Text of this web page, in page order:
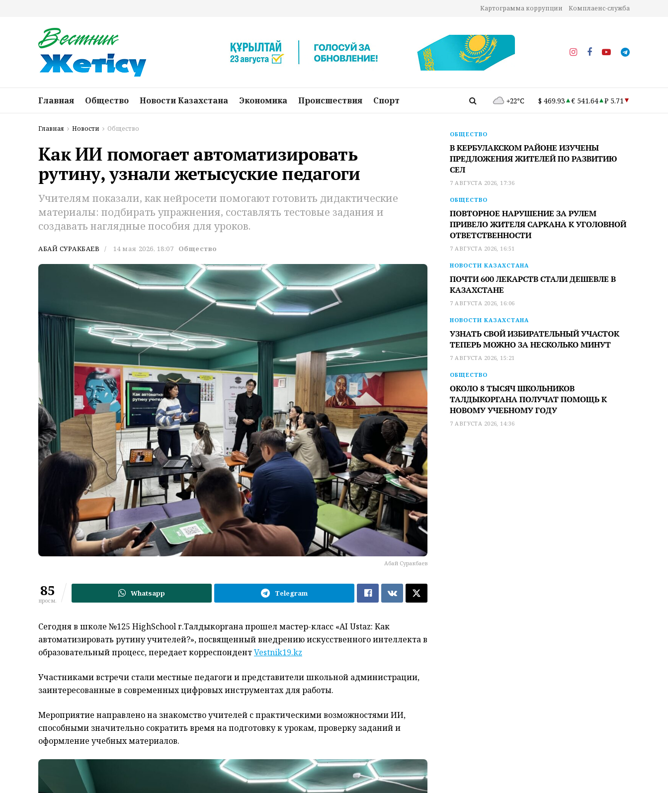
Картограмма коррупции Комплаенс-служба
Главная Общество Новости Казахстана Экономика Происшествия Спорт +22°C $ 469.93 € 541.64 ₽ 5.71
Главная Новости Общество
Как ИИ помогает автоматизировать
рутину, узнали жетысуские педагоги
Учителям показали, как нейросети помогают готовить дидактические
материалы: подбирать упражнения, составлять тестовые задания и
создавать наглядные пособия для уроков.
АБАЙ СУРАКБАЕВ 14 мая 2026, 18:07 Общество
Абай Суракбаев
85
просм.
Whatsapp Telegram
Сегодняв школе №125 HighSchoolг.Талдыкорганапрошел мастер-класс «AI Ustaz: Как
автоматизировать рутину учителей?», посвященный внедрению искусственного интеллекта в
образовательный процесс, передает корреспондентVestnik19.kz
Участниками встречи сталиместные педагогии представители школьной администрации,
заинтересованные в современных цифровых инструментах для работы.
Мероприятие направлено на знакомство учителей с практическими возможностями ИИ,
способными значительно сократить время на подготовку к урокам, проверку заданий и
оформление учебных материалов.
ОБЩЕСТВО
В КЕРБУЛАКСКОМ РАЙОНЕ ИЗУЧЕНЫ
ПРЕДЛОЖЕНИЯ ЖИТЕЛЕЙ ПО РАЗВИТИЮ
СЕЛ
7 АВГУСТА 2026, 17:36
ОБЩЕСТВО
ПОВТОРНОЕ НАРУШЕНИЕ ЗА РУЛЕМ
ПРИВЕЛО ЖИТЕЛЯ САРКАНА К УГОЛОВНОЙ
ОТВЕТСТВЕННОСТИ
7 АВГУСТА 2026, 16:51
НОВОСТИ КАЗАХСТАНА
ПОЧТИ 600 ЛЕКАРСТВ СТАЛИ ДЕШЕВЛЕ В
КАЗАХСТАНЕ
7 АВГУСТА 2026, 16:06
НОВОСТИ КАЗАХСТАНА
УЗНАТЬ СВОЙ ИЗБИРАТЕЛЬНЫЙ УЧАСТОК
ТЕПЕРЬ МОЖНО ЗА НЕСКОЛЬКО МИНУТ
7 АВГУСТА 2026, 15:21
ОБЩЕСТВО
ОКОЛО 8 ТЫСЯЧ ШКОЛЬНИКОВ
ТАЛДЫКОРГАНА ПОЛУЧАТ ПОМОЩЬ К
НОВОМУ УЧЕБНОМУ ГОДУ
7 АВГУСТА 2026, 14:36